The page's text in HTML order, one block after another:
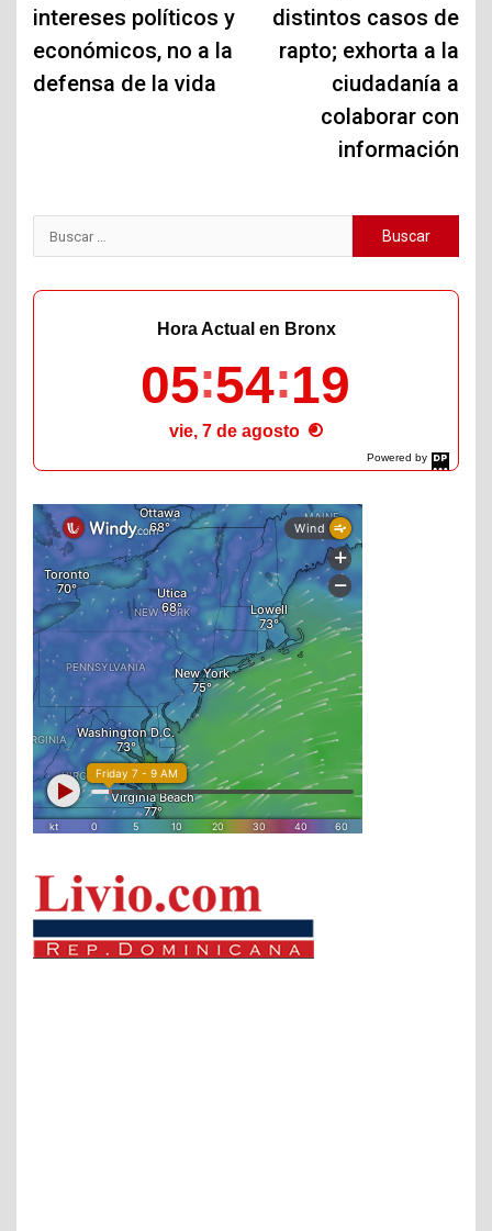
intereses políticos y
económicos, no a la
defensa de la vida
distintos casos de
rapto; exhorta a la
ciudadanía a
colaborar con
información
Buscar:
Powered by
DaysPedia.com
Hora Actual en Bronx
05 54 20
vie, 7 de agosto